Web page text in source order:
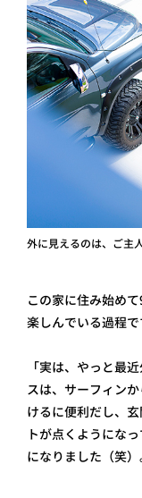
外に見えるのは、ご主
この家に住み始め
楽しんでいる過程で
「実は、やっと最
スは、サーフィン
けるに便利だし、
トが点くようにな
になりました（笑）